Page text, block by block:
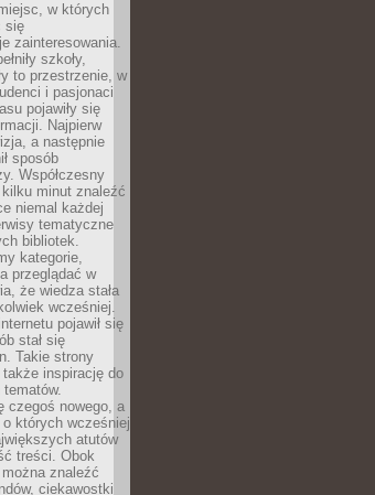
w których
się
zainteresowania.
szkoły,
to przestrzenie, w
i pasjonaci
pojawiły się
Najpierw
a następnie
sposób
Współczesny
minut znaleźć
niemal każdej
tematyczne
bibliotek.
kategorie,
przeglądać w
że wiedza stała
wcześniej.
pojawił się
stał się
Takie strony
inspirację do
czegoś nowego, a
których wcześniej
atutów
treści. Obok
znaleźć
ciekawostki